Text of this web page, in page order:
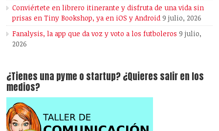
Conviértete en librero itinerante y disfruta de una vida sin
prisas en Tiny Bookshop, ya en iOS y Android 9 julio, 2026
Fanalysis, la app que da voz y voto a los futboleros 9 julio,
2026
¿Tienes una pyme o startup? ¿Quieres salir en los
medios?